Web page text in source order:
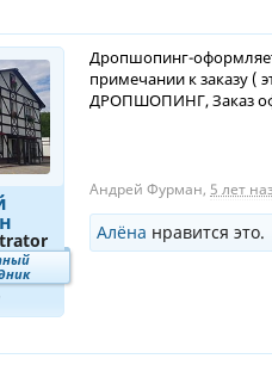
Дропшопинг-
примечании к заказу
ДРОПШОПИНГ, Заказ
Андрей Фурман, 5 лет
Алёна нравится это.